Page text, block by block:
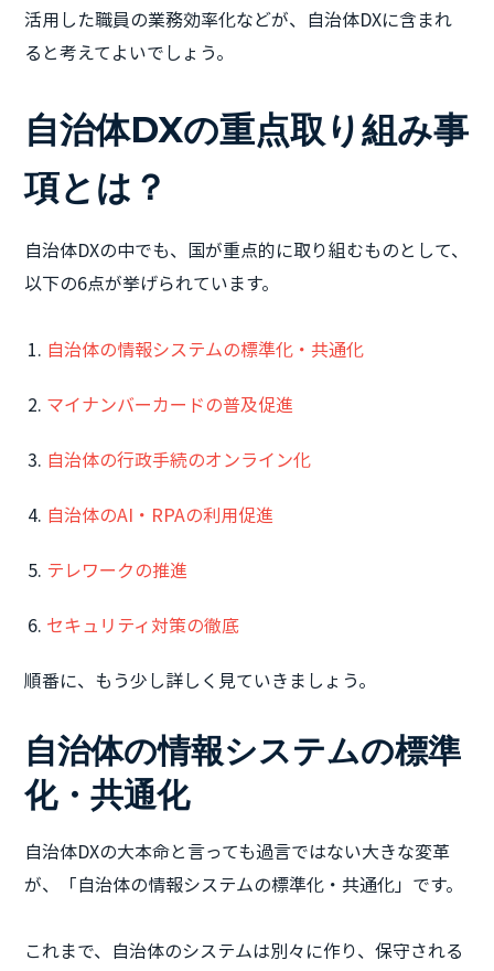
活用した職員の業務効率化などが、自治体DXに含まれ
ると考えてよいでしょう。
自治体DXの重点取り組み事
項とは？
自治体DXの中でも、国が重点的に取り組むものとして、
以下の6点が挙げられています。
自治体の情報システムの標準化・共通化
マイナンバーカードの普及促進
自治体の行政手続のオンライン化
自治体のAI・RPAの利用促進
テレワークの推進
セキュリティ対策の徹底
順番に、もう少し詳しく見ていきましょう。
自治体の情報システムの標準
化・共通化
自治体DXの大本命と言っても過言ではない大きな変革
が、「自治体の情報システムの標準化・共通化」です。
これまで、自治体のシステムは別々に作り、保守される